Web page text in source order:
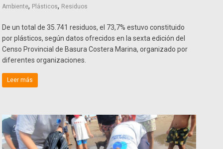
Ambiente, Plásticos, Residuos
De un total de 35.741 residuos, el 73,7% estuvo constituido
por plásticos, según datos ofrecidos en la sexta edición del
Censo Provincial de Basura Costera Marina, organizado por
diferentes organizaciones.
Leer más